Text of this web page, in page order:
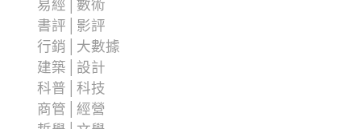
易經│數術
書評│影評
行銷│大數據
建築│設計
科普│科技
商管│經營